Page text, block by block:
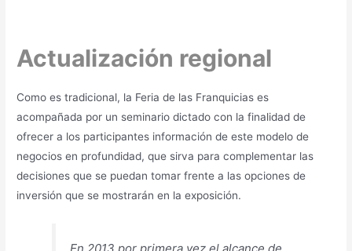
Actualización regional
Como es tradicional, la Feria de las Franquicias es
acompañada por un seminario dictado con la finalidad de
ofrecer a los participantes información de este modelo de
negocios en profundidad, que sirva para complementar las
decisiones que se puedan tomar frente a las opciones de
inversión que se mostrarán en la exposición.